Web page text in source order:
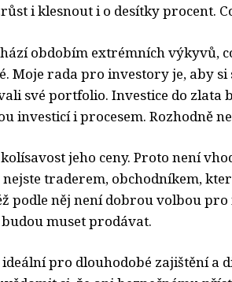
i klesnout i o desítky procent.
obdobím extrémních výkyvů,
Moje rada pro investory je, aby
své portfolio. Investice do zlata
investicí i procesem. Rozhodně
jeho ceny. Proto není
traderem, obchodníkem,
podle něj není dobrou volbou
budou muset prodávat.
ideální pro dlouhodobé zajištění a